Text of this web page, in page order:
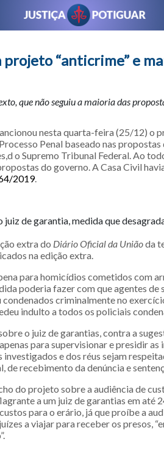
projeto “anticrime” e
que não seguiu a maioria das
nesta quarta-feira (25/12) o
Penal baseado nas
o Supremo Tribunal Federal. Ao
do governo. A Casa Civil
2019.
juiz de garantia, medida que
extra do Diário Oficial da Uniãoda
na edição extra.
para homicídios cometidos com
poderia fazer com que agentes de
criminalmente no
indulto a todos os policiais
o juiz de garantias, contra a
para supervisionar e presidir
e dos réus sejam
de recebimento da denúncia e
do projeto sobre a audiência de
a um juiz de garantias em até
para o erário, já que proíbe a
a viajar para receber os presos,